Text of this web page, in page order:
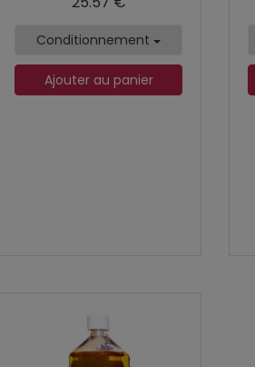
Conditionnement
Ajouter au panier